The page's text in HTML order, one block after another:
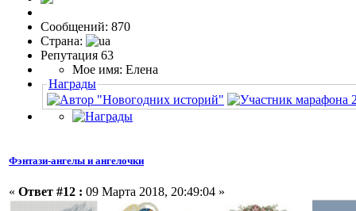
Сообщений: 870
Страна:
Репутация 63
Мое имя: Елена
Награды
Фэнтази-ангелы и ангелочки
« Ответ #12 : 09 Марта 2018, 20:49:04 »